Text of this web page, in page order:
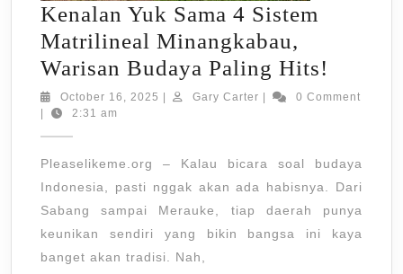
Kenalan Yuk Sama 4 Sistem
Matrilineal Minangkabau,
Warisan Budaya Paling Hits!
Yuk
Sistem
October 16, 2025 October
| Gary Carter Gary
|
0 Comment
|
2:31 am
Pleaselikeme.org – Kalau bicara soal budaya
Indonesia, pasti nggak akan ada habisnya. Dari
Sabang sampai Merauke, tiap daerah punya
keunikan sendiri yang bikin bangsa ini kaya
banget akan tradisi. Nah,